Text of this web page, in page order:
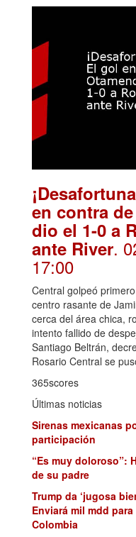
en contra
dio el 1-0 a
ante River.
17:00
Central golpeó
centro rasante de
cerca del área chica,
intento fallido de
Santiago Beltrán,
Rosario Central se
365scores
Últimas noticias
Sirenas mexicanas
participación
“Es muy doloroso”:
de su padre
Trump da ‘jugosa
Enviará mil mdd
Colombia